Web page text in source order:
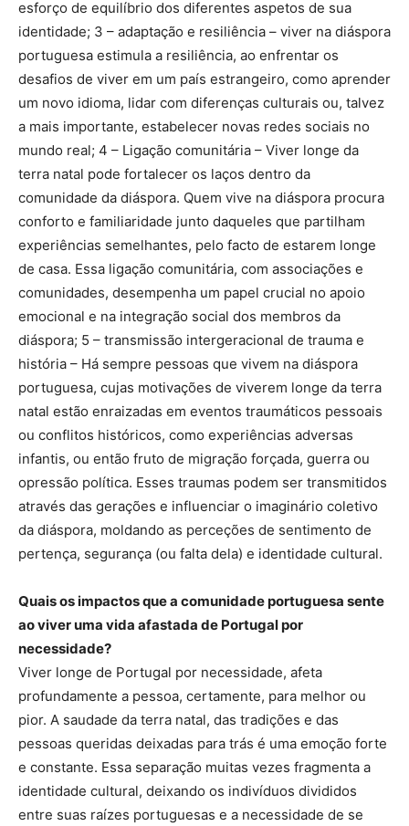
esforço de equilíbrio dos diferentes aspetos de sua
identidade; 3 – adaptação e resiliência – viver na diáspora
portuguesa estimula a resiliência, ao enfrentar os
desafios de viver em um país estrangeiro, como aprender
um novo idioma, lidar com diferenças culturais ou, talvez
a mais importante, estabelecer novas redes sociais no
mundo real; 4 – Ligação comunitária – Viver longe da
terra natal pode fortalecer os laços dentro da
comunidade da diáspora. Quem vive na diáspora procura
conforto e familiaridade junto daqueles que partilham
experiências semelhantes, pelo facto de estarem longe
de casa. Essa ligação comunitária, com associações e
comunidades, desempenha um papel crucial no apoio
emocional e na integração social dos membros da
diáspora; 5 – transmissão intergeracional de trauma e
história – Há sempre pessoas que vivem na diáspora
portuguesa, cujas motivações de viverem longe da terra
natal estão enraizadas em eventos traumáticos pessoais
ou conflitos históricos, como experiências adversas
infantis, ou então fruto de migração forçada, guerra ou
opressão política. Esses traumas podem ser transmitidos
através das gerações e influenciar o imaginário coletivo
da diáspora, moldando as perceções de sentimento de
pertença, segurança (ou falta dela) e identidade cultural.
Quais os impactos que a comunidade portuguesa sente
ao viver uma vida afastada de Portugal por
necessidade?
Viver longe de Portugal por necessidade, afeta
profundamente a pessoa, certamente, para melhor ou
pior. A saudade da terra natal, das tradições e das
pessoas queridas deixadas para trás é uma emoção forte
e constante. Essa separação muitas vezes fragmenta a
identidade cultural, deixando os indivíduos divididos
entre suas raízes portuguesas e a necessidade de se